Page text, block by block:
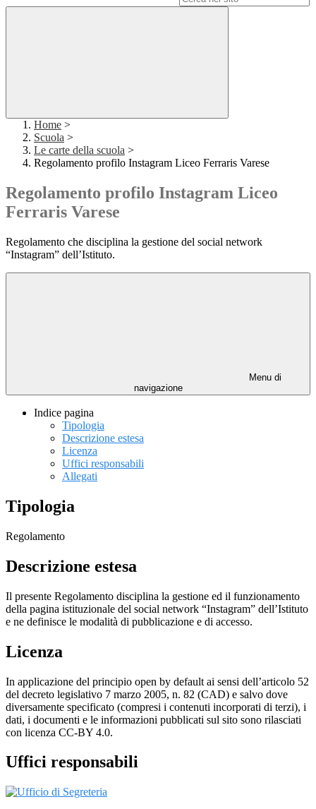
Home >
Scuola >
Le carte della scuola >
Regolamento profilo Instagram Liceo Ferraris Varese
Regolamento profilo Instagram Liceo
Ferraris Varese
Regolamento che disciplina la gestione del social network
“Instagram” dell’Istituto.
Menu di
navigazione
Indice pagina
Tipologia
Descrizione estesa
Licenza
Uffici responsabili
Allegati
Tipologia
Regolamento
Descrizione estesa
Il presente Regolamento disciplina la gestione ed il funzionamento
della pagina istituzionale del social network “Instagram” dell’Istituto
e ne definisce le modalità di pubblicazione e di accesso.
Licenza
In applicazione del principio open by default ai sensi dell’articolo 52
del decreto legislativo 7 marzo 2005, n. 82 (CAD) e salvo dove
diversamente specificato (compresi i contenuti incorporati di terzi), i
dati, i documenti e le informazioni pubblicati sul sito sono rilasciati
con licenza CC-BY 4.0.
Uffici responsabili